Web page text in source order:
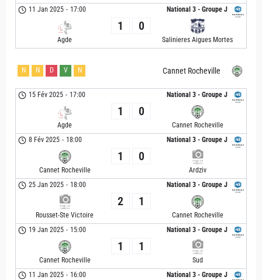
National 3 - Groupe J
11 Jan 2025 - 17:00
Agde
1 0
Salinieres Aigues Mortes
Cannet Rocheville
N N D V N
National 3 - Groupe J
15 Fév 2025 - 17:00
Agde
1 0
Cannet Rocheville
National 3 - Groupe J
8 Fév 2025 - 18:00
Cannet Rocheville
1 0
Ardziv
National 3 - Groupe J
25 Jan 2025 - 18:00
Rousset-Ste Victoire
2 1
Cannet Rocheville
National 3 - Groupe J
19 Jan 2025 - 15:00
Cannet Rocheville
1 1
Sud
National 3 - Groupe J
11 Jan 2025 - 16:00